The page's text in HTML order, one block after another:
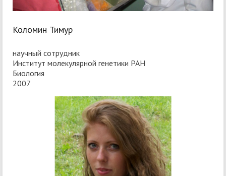
Коломин Тимур
научный сотрудник
Институт молекулярной генетики РАН
Биология
2007